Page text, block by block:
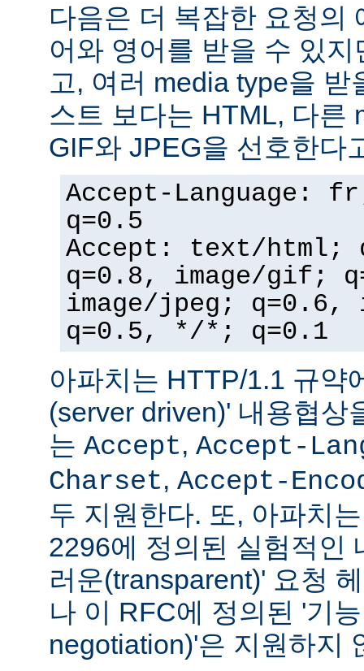
다음은 더 복잡한 요청의
어와 영어를 받을 수 있
고, 여러 media type을
스트 보다는 HTML, 다른
GIF와 JPEG을 선호한다
Accept-Language:
q=0.5
Accept: text/html;
q=0.8, image/gif;
image/jpeg; q=0.6,
q=0.5, */*; q=0.1
아파치는 HTTP/1.1 규약
(server driven)' 내용협상
는 Accept, Accept-
Charset, Accept-
두 지원한다. 또, 아파치
2296에 정의된 실험적인
러운(transparent)' 요청
나 이 RFC에 정의된 '기
negotiation)'은 지원하지